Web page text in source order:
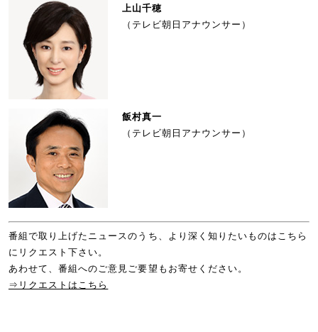
上山千穂
（テレビ朝日アナウンサー）
飯村真一
（テレビ朝日アナウンサー）
番組で取り上げたニュースのうち、より深く知りたいものはこちら
にリクエスト下さい。
あわせて、番組へのご意見ご要望もお寄せください。
⇒リクエストはこちら